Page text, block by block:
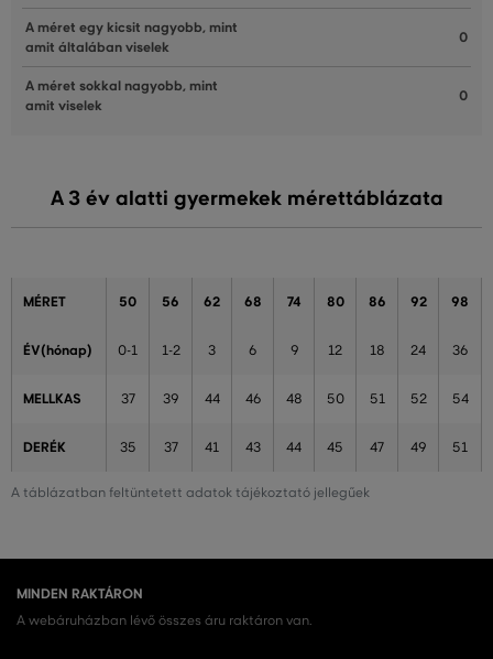
A méret egy kicsit nagyobb, mint
amit általában viselek
0
A méret sokkal nagyobb, mint
amit viselek
0
A 3 év alatti gyermekek mérettáblázata
A táblázatban feltüntetett adatok tájékoztató jellegűek
MÉRET 50 56 62 68 74 80 86 92 98
ÉV(hónap) 0-1 1-2 3 6 9 12 18 24 36
MELLKAS 37 39 44 46 48 50 51 52 54
DERÉK 35 37 41 43 44 45 47 49 51
MINDEN RAKTÁRON
A webáruházban lévő összes áru raktáron van.